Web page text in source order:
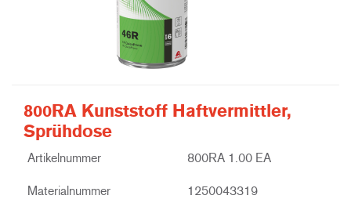
800RA Kunststoff Haftvermittler,
Sprühdose
Artikelnummer 800RA 1.00 EA
Materialnummer 1250043319